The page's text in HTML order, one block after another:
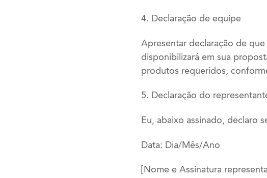
4. Declaração de equipe
Apresentar declaração de
disponibilizará em sua
produtos requeridos,
5. Declaração do
Eu, abaixo assinado, declaro
Data: Dia/Mês/Ano
[Nome e Assinatura